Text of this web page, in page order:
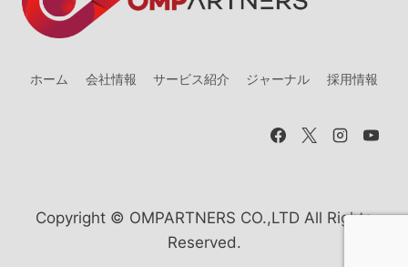
ホーム 会社情報 サービス紹介 ジャーナル 採用情報
Copyright © OMPARTNERS CO.,LTD All Rights
Reserved.